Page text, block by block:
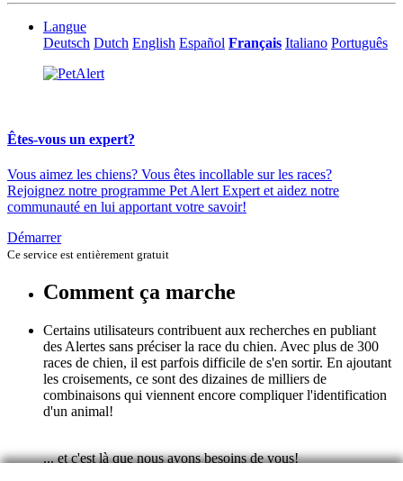
Langue
Deutsch Dutch English Español Français Italiano Português
Êtes-vous un expert?
Vous aimez les chiens? Vous êtes incollable sur les races?
Rejoignez notre programme Pet Alert Expert et aidez notre
communauté en lui apportant votre savoir!
Démarrer
Ce service est entièrement gratuit
Comment ça marche
Certains utilisateurs contribuent aux recherches en publiant
des Alertes sans préciser la race du chien. Avec plus de 300
races de chien, il est parfois difficile de s'en sortir. En ajoutant
les croisements, ce sont des dizaines de milliers de
combinaisons qui viennent encore compliquer l'identification
d'un animal!
... et c'est là que nous avons besoins de vous!